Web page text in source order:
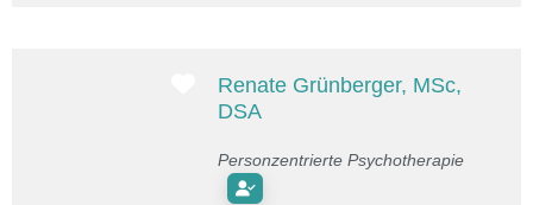
Favorit
Renate Grünberger, MSc,
DSA
Personzentrierte Psychotherapie